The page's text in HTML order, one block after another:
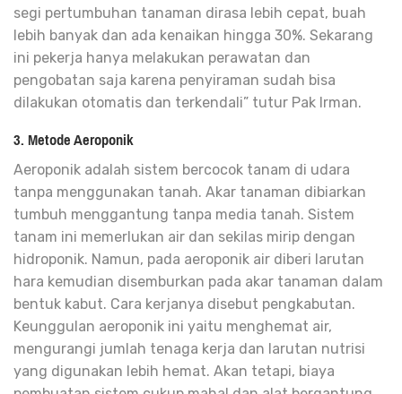
segi pertumbuhan tanaman dirasa lebih cepat, buah
lebih banyak dan ada kenaikan hingga 30%. Sekarang
ini pekerja hanya melakukan perawatan dan
pengobatan saja karena penyiraman sudah bisa
dilakukan otomatis dan terkendali” tutur Pak Irman.
3. Metode Aeroponik
Aeroponik adalah sistem bercocok tanam di udara
tanpa menggunakan tanah. Akar tanaman dibiarkan
tumbuh menggantung tanpa media tanah. Sistem
tanam ini memerlukan air dan sekilas mirip dengan
hidroponik. Namun, pada aeroponik air diberi larutan
hara kemudian disemburkan pada akar tanaman dalam
bentuk kabut. Cara kerjanya disebut pengkabutan.
Keunggulan aeroponik ini yaitu menghemat air,
mengurangi jumlah tenaga kerja dan larutan nutrisi
yang digunakan lebih hemat. Akan tetapi, biaya